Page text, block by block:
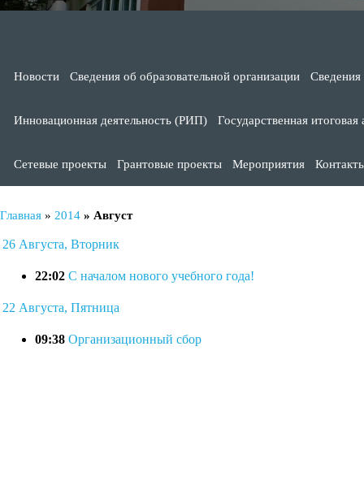
Новости Сведения об образовательной организации Сведения
Инновационная деятельность (РИП) Государственная итоговая
Сетевые проекты Грантовые проекты Мероприятия
Главная » 2014 » Август
26 Августа, Вторник
22:02 С началом нового учебного года!
22 Августа, Пятница
09:38 Организационный сбор